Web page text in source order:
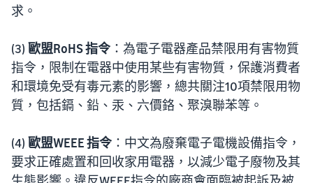
求。
(3) 歐盟RoHS 指令 ：為電子電器產品禁限用有害物質
指令，限制在電器中使用某些有害物質，保護消費者
和環境免受有毒元素的影響，總共關注10項禁限用物
質，包括鎘、鉛、汞、六價鉻、聚溴聯苯等。
(4) 歐盟WEEE 指令 ：中文為廢棄電子電機設備指令，
要求正確處置和回收家用電器，以減少電子廢物及其